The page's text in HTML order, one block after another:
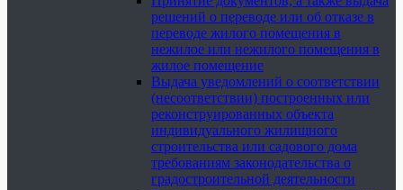
решений о переводе или об отказе в
переводе жилого помещения в
нежилое или нежилого помещения в
жилое помещение
Выдача уведомлений о соответствии
(несоответствии) построенных или
реконструированных объекта
индивидуального жилищного
строительства или садового дома
требованиям законодательства о
градостроительной деятельности